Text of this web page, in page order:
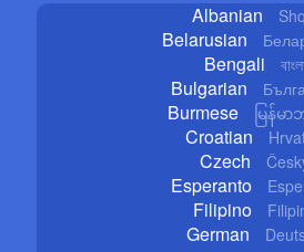
Albanian
Belarusian
Bengali
Bulgarian
Burmese မြန်မ
Croatian
Czech
Esperanto
Filipino
German